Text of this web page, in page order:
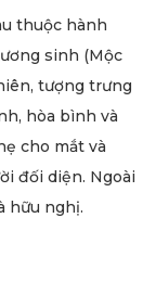
thuộc hành
sinh (Mộc
tượng trưng
hòa bình và
cho mắt và
đối diện. Ngoài
hữu nghị.